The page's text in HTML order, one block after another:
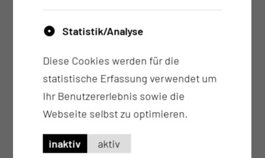
Statistik/Analyse
Diese Cookies werden für die
statistische Erfassung verwendet um
Ihr Benutzererlebnis sowie die
Webseite selbst zu optimieren.
inaktiv aktiv